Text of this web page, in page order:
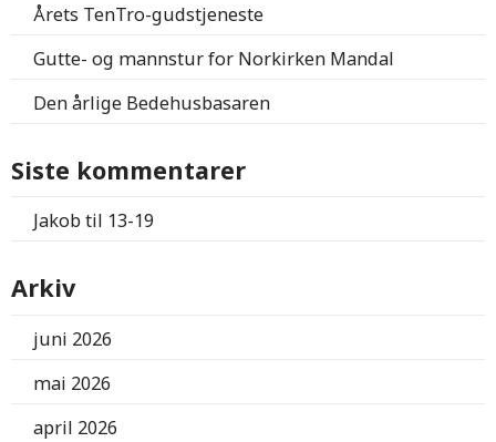
Årets TenTro-gudstjeneste
Gutte- og mannstur for Norkirken Mandal
Den årlige Bedehusbasaren
Siste kommentarer
Jakobtil 13-19
Arkiv
juni 2026
mai 2026
april 2026